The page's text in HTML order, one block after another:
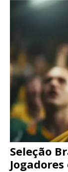
Seleção